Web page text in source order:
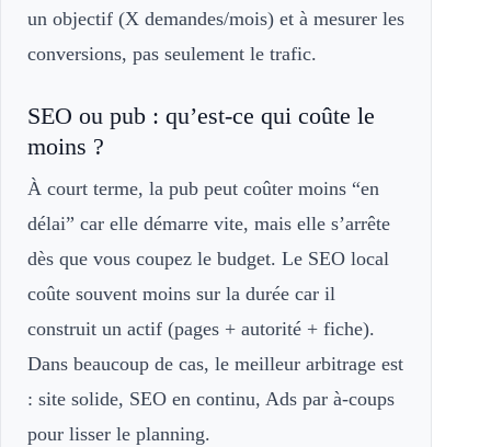
un objectif (X demandes/mois) et à mesurer les
conversions, pas seulement le trafic.
SEO ou pub : qu’est-ce qui coûte le
moins ?
À court terme, la pub peut coûter moins “en
délai” car elle démarre vite, mais elle s’arrête
dès que vous coupez le budget. Le SEO local
coûte souvent moins sur la durée car il
construit un actif (pages + autorité + fiche).
Dans beaucoup de cas, le meilleur arbitrage est
: site solide, SEO en continu, Ads par à-coups
pour lisser le planning.